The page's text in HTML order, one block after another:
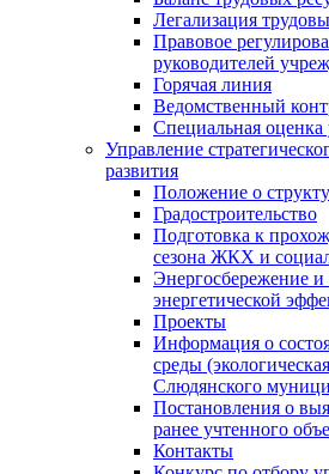
Легализация
Правовое
руководителей
Горячая линия
Ведомственный
Специальная оценка
Управление
развития
Положение о
Градостроительство
Подготовка к
сезона ЖКХ и
Энергосбережение
энергетической
Проекты
Информация о
среды
Слюдянского
Постановления о
ранее учтенного
Контакты